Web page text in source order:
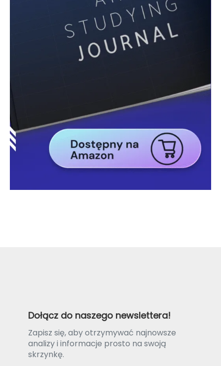
Dołącz do naszego newslettera!
Zapisz się, aby otrzymywać najnowsze
analizy i informacje prosto na swoją
skrzynkę.